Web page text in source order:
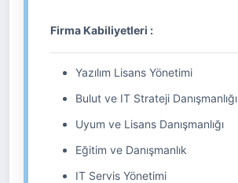
Firma Kabiliyetleri :
Yazılım Lisans Yönetimi
Bulut ve IT Strateji Danışmanlığı
Uyum ve Lisans Danışmanlığı
Eğitim ve Danışmanlık
IT Servis Yönetimi